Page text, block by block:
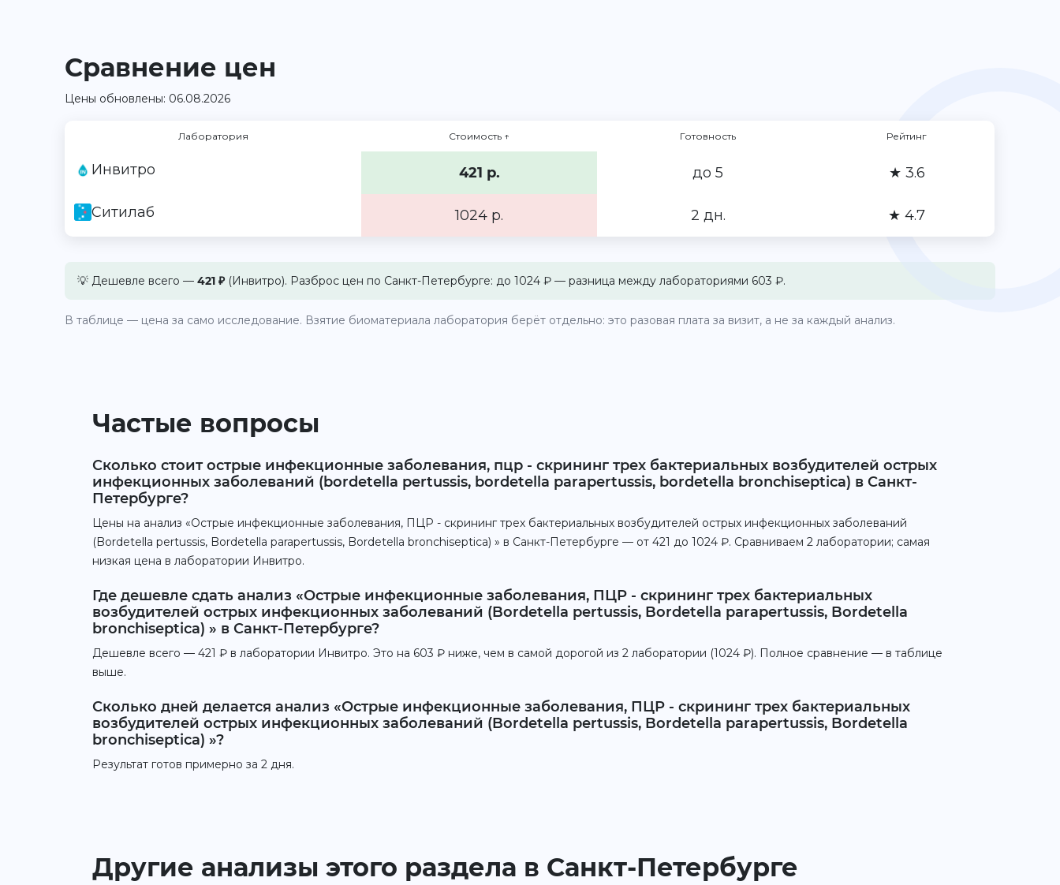
Сравнение цен
Цены обновлены: 06.08.2026
Лаборатория Стоимость ↑ Готовность Рейтинг
Инвитро 421 р. до 5 ★ 3.6
Ситилаб 1024 р. 2 дн. ★ 4.7
💡 Дешевле всего —421 ₽(Инвитро). Разброс цен по Санкт-Петербурге: до 1024 ₽ — разница между лабораториями 603 ₽.
В таблице — цена за само исследование. Взятие биоматериала лаборатория берёт отдельно: это разовая плата за визит, а не за каждый анализ.
Частые вопросы
Сколько стоит острые инфекционные заболевания, пцр - скрининг трех бактериальных возбудителей острых
инфекционных заболеваний (bordetella pertussis, bordetella parapertussis, bordetella bronchiseptica) в Санкт-
Петербурге?
Цены на анализ «Острые инфекционные заболевания, ПЦР - скрининг трех бактериальных возбудителей острых инфекционных заболеваний
(Bordetella pertussis, Bordetella parapertussis, Bordetella bronchiseptica) » в Санкт-Петербурге — от 421 до 1024 ₽. Сравниваем 2 лаборатории; самая
низкая цена в лаборатории Инвитро.
Где дешевле сдать анализ «Острые инфекционные заболевания, ПЦР - скрининг трех бактериальных
возбудителей острых инфекционных заболеваний (Bordetella pertussis, Bordetella parapertussis, Bordetella
bronchiseptica) » в Санкт-Петербурге?
Дешевле всего — 421 ₽ в лаборатории Инвитро. Это на 603 ₽ ниже, чем в самой дорогой из 2 лаборатории (1024 ₽). Полное сравнение — в таблице
выше.
Сколько дней делается анализ «Острые инфекционные заболевания, ПЦР - скрининг трех бактериальных
возбудителей острых инфекционных заболеваний (Bordetella pertussis, Bordetella parapertussis, Bordetella
bronchiseptica) »?
Результат готов примерно за 2 дня.
Другие анализы этого раздела в Санкт-Петербурге